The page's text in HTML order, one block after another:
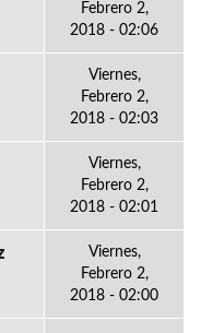
Febrero 2,
2018 - 02:06
Viernes,
Febrero 2,
2018 - 02:03
Viernes,
Febrero 2,
2018 - 02:01
Viernes,
Febrero 2,
2018 - 02:00